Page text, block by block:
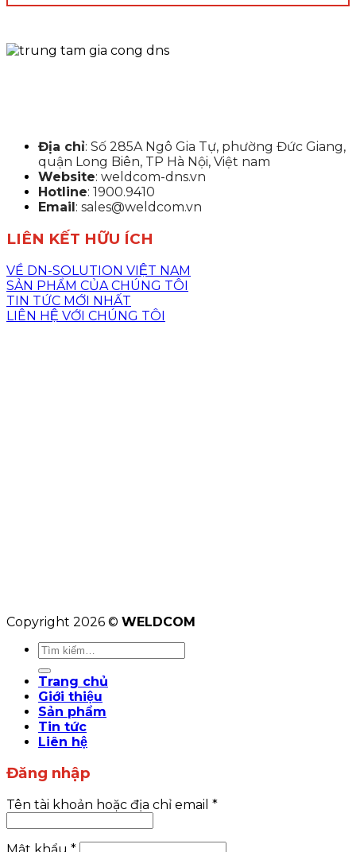
Địa chỉ: Số 285A Ngô Gia Tự, phường Đức Giang,
quận Long Biên, TP Hà Nội, Việt nam
Website: weldcom-dns.vn
Hotline: 1900.9410
Email : sales@weldcom.vn
LIÊN KẾT HỮU ÍCH
VỀ DN-SOLUTION VIỆT NAM
SẢN PHẨM CỦA CHÚNG TÔI
TIN TỨC MỚI NHẤT
LIÊN HỆ VỚI CHÚNG TÔI
Copyright 2026 © WELDCOM
Tìm
kiếm:
Trang chủ
Giới thiệu
Sản phẩm
Tin tức
Liên hệ
Đăng nhập
Tên tài khoản hoặc địa chỉ email *